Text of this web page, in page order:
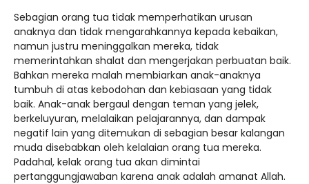
Sebagian orang tua tidak memperhatikan urusan
anaknya dan tidak mengarahkannya kepada kebaikan,
namun justru meninggalkan mereka, tidak
memerintahkan shalat dan mengerjakan perbuatan baik.
Bahkan mereka malah membiarkan anak-anaknya
tumbuh di atas kebodohan dan kebiasaan yang tidak
baik. Anak-anak bergaul dengan teman yang jelek,
berkeluyuran, melalaikan pelajarannya, dan dampak
negatif lain yang ditemukan di sebagian besar kalangan
muda disebabkan oleh kelalaian orang tua mereka.
Padahal, kelak orang tua akan dimintai
pertanggungjawaban karena anak adalah amanat Allah.